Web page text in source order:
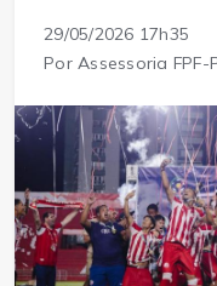
29/05/2026 17h35
Por Assessoria FPF-